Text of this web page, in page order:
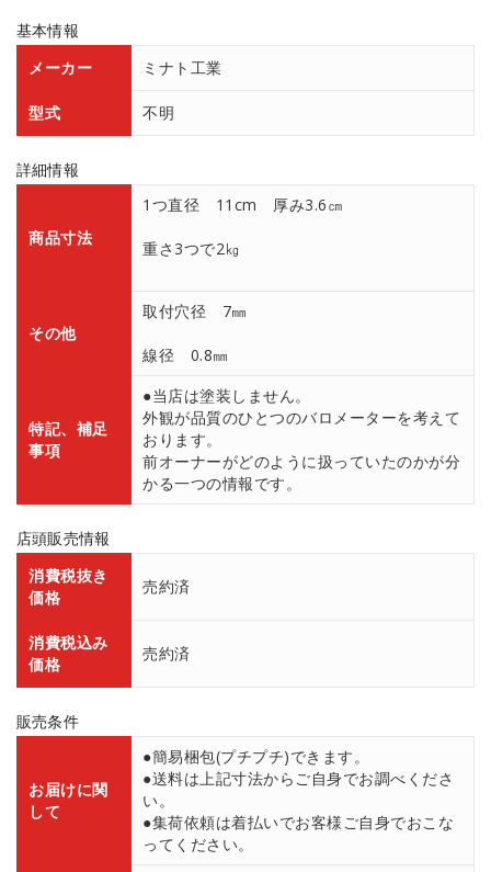
基本情報
メーカー
ミナト工業
型式 不明
詳細情報
商品寸法
1つ直径 11cm 厚み3.6㎝
重さ3つで2㎏
その他
取付穴径 7㎜
線径 0.8㎜
特記、補足
事項
●当店は塗装しません。
外観が品質のひとつのバロメーターを考えて
おります。
前オーナーがどのように扱っていたのかが分
かる一つの情報です。
店頭販売情報
消費税抜き
価格
売約済
消費税込み
価格
売約済
販売条件
お届けに関
して
●簡易梱包(プチプチ)できます。
●送料は上記寸法からご自身でお調べくださ
い。
●集荷依頼は着払いでお客様ご自身でおこな
ってください。